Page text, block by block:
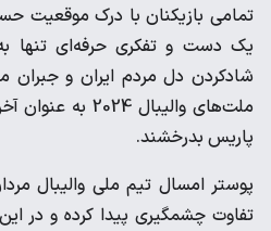
تمامی بازیکنان با درک موقعیت
یک دست و تفکری حرفه‌ای تنها
شادکردن دل مردم ایران و جبران
ملت‌های والیبال
پاریس بدرخشند.
پوستر امسال تیم ملی والیبال
تفاوت چشمگیری پیدا کرده و در